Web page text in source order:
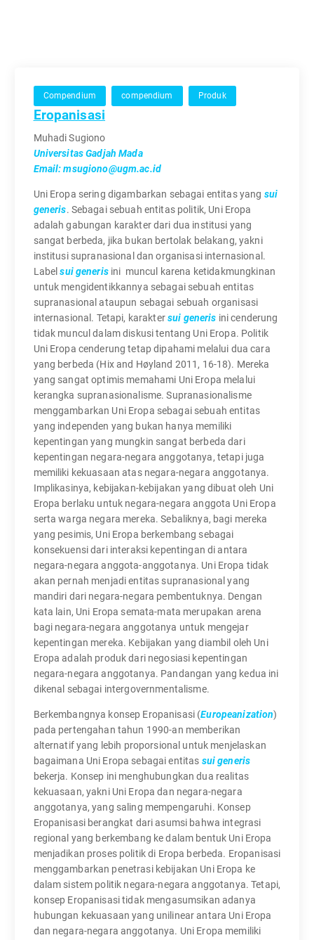
Compendium compendium Produk
Eropanisasi
Muhadi Sugiono
Universitas Gadjah Mada
Email: msugiono@ugm.ac.id
Uni Eropa sering digambarkan sebagai entitas yang sui
generis. Sebagai sebuah entitas politik, Uni Eropa
adalah gabungan karakter dari dua institusi yang
sangat berbeda, jika bukan bertolak belakang, yakni
institusi supranasional dan organisasi internasional.
Labelsui generisini muncul karena ketidakmungkinan
untuk mengidentikkannya sebagai sebuah entitas
supranasional ataupun sebagai sebuah organisasi
internasional. Tetapi, karaktersui generis ini cenderung
tidak muncul dalam diskusi tentang Uni Eropa. Politik
Uni Eropa cenderung tetap dipahami melalui dua cara
yang berbeda (Hix and Høyland 2011, 16-18). Mereka
yang sangat optimis memahami Uni Eropa melalui
kerangka supranasionalisme. Supranasionalisme
menggambarkan Uni Eropa sebagai sebuah entitas
yang independen yang bukan hanya memiliki
kepentingan yang mungkin sangat berbeda dari
kepentingan negara-negara anggotanya, tetapi juga
memiliki kekuasaan atas negara-negara anggotanya.
Implikasinya, kebijakan-kebijakan yang dibuat oleh Uni
Eropa berlaku untuk negara-negara anggota Uni Eropa
serta warga negara mereka. Sebaliknya, bagi mereka
yang pesimis, Uni Eropa berkembang sebagai
konsekuensi dari interaksi kepentingan di antara
negara-negara anggota-anggotanya. Uni Eropa tidak
akan pernah menjadi entitas supranasional yang
mandiri dari negara-negara pembentuknya. Dengan
kata lain, Uni Eropa semata-mata merupakan arena
bagi negara-negara anggotanya untuk mengejar
kepentingan mereka. Kebijakan yang diambil oleh Uni
Eropa adalah produk dari negosiasi kepentingan
negara-negara anggotanya. Pandangan yang kedua ini
dikenal sebagai intergovernmentalisme.
Berkembangnya konsep Eropanisasi (Europeanization)
pada pertengahan tahun 1990-an memberikan
alternatif yang lebih proporsional untuk menjelaskan
bagaimana Uni Eropa sebagai entitas sui generis
bekerja. Konsep ini menghubungkan dua realitas
kekuasaan, yakni Uni Eropa dan negara-negara
anggotanya, yang saling mempengaruhi. Konsep
Eropanisasi berangkat dari asumsi bahwa integrasi
regional yang berkembang ke dalam bentuk Uni Eropa
menjadikan proses politik di Eropa berbeda. Eropanisasi
menggambarkan penetrasi kebijakan Uni Eropa ke
dalam sistem politik negara-negara anggotanya. Tetapi,
konsep Eropanisasi tidak mengasumsikan adanya
hubungan kekuasaan yang unilinear antara Uni Eropa
dan negara-negara anggotanya. Uni Eropa memiliki